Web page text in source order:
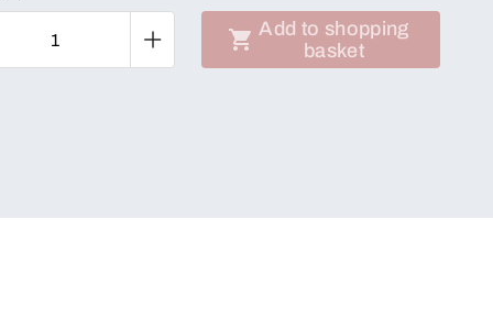
Add to shopping
basket